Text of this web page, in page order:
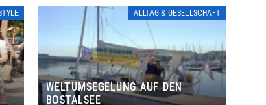
ALLTAG & GESELLSCHAFT
WELTUMSEGELUNG AUF DEN
BOSTALSEE